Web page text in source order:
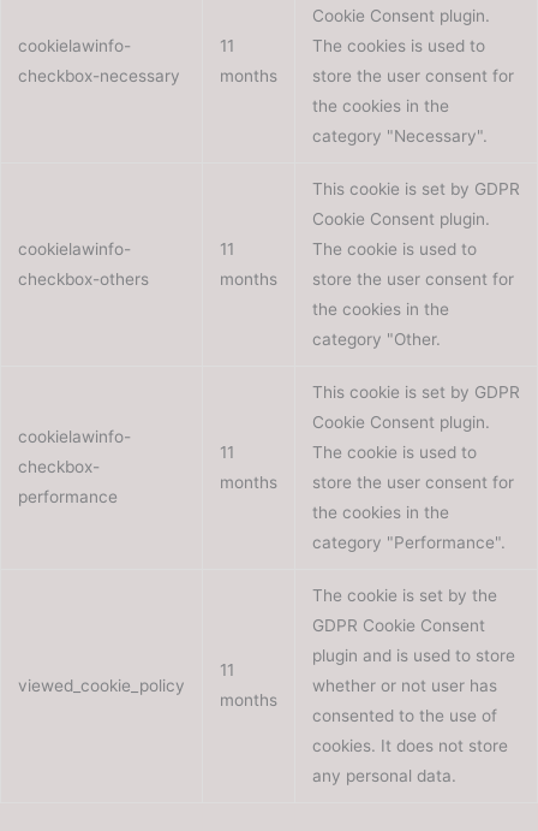
cookielawinfo-
checkbox-necessary
11
months
Cookie Consent plugin.
The cookies is used to
store the user consent for
the cookies in the
category "Necessary".
cookielawinfo-
checkbox-others
11
months
This cookie is set by GDPR
Cookie Consent plugin.
The cookie is used to
store the user consent for
the cookies in the
category "Other.
cookielawinfo-
checkbox-
performance
11
months
This cookie is set by GDPR
Cookie Consent plugin.
The cookie is used to
store the user consent for
the cookies in the
category "Performance".
viewed_cookie_policy
11
months
The cookie is set by the
GDPR Cookie Consent
plugin and is used to store
whether or not user has
consented to the use of
cookies. It does not store
any personal data.